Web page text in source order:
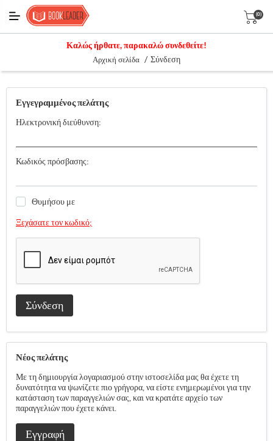
(0)
Καλώς ήρθατε, παρακαλώ συνδεθείτε!
Αρχική σελίδα / Σύνδεση
Εγγεγραμμένος πελάτης
Ηλεκτρονική διεύθυνση:
Κωδικός πρόσβασης:
Θυμήσου με
Ξεχάσατε τον κωδικό;
Σύνδεση
Νέος πελάτης
Με τη δημιουργία λογαριασμού στην ιστοσελίδα μας θα έχετε τη
δυνατότητα να ψωνίζετε πιο γρήγορα, να είστε ενημερωμένοι για την
κατάσταση των παραγγελιών σας, και να κρατάτε αρχείο των
παραγγελιών που έχετε κάνει.
Εγγραφή